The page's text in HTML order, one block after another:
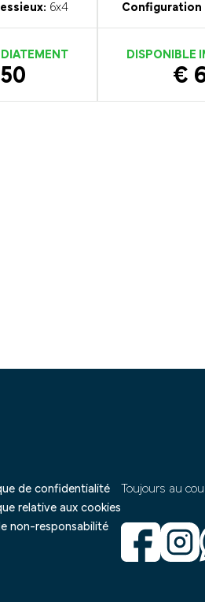
6x4
Configuration
DISPONIBLE
€
de confidentialité
relative aux cookies
non-responsabilité
Toujours au